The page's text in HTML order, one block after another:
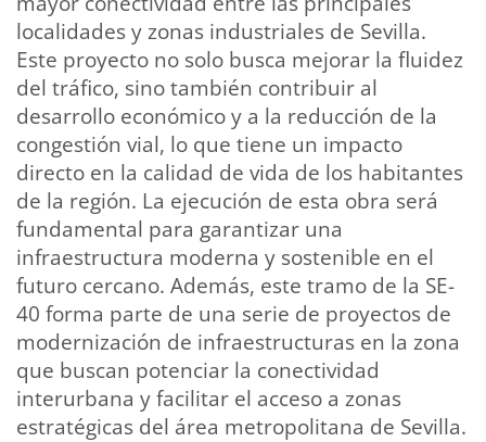
localidades y zonas industriales de Sevilla.
Este proyecto no solo busca mejorar la fluidez
del tráfico, sino también contribuir al
desarrollo económico y a la reducción de la
congestión vial, lo que tiene un impacto
directo en la calidad de vida de los habitantes
de la región. La ejecución de esta obra será
fundamental para garantizar una
infraestructura moderna y sostenible en el
futuro cercano. Además, este tramo de la SE-
40 forma parte de una serie de proyectos de
modernización de infraestructuras en la zona
que buscan potenciar la conectividad
interurbana y facilitar el acceso a zonas
estratégicas del área metropolitana de Sevilla.